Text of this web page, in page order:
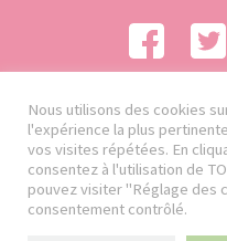
Nous utilisons des cookies
l'expérience la plus
vos visites répétées. En
consentez à l'utilisation de
pouvez visiter "Réglage des
consentement contrôlé.